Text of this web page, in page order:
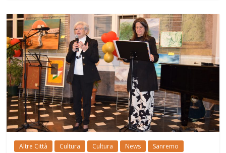
Altre Città Cultura Cultura News Sanremo